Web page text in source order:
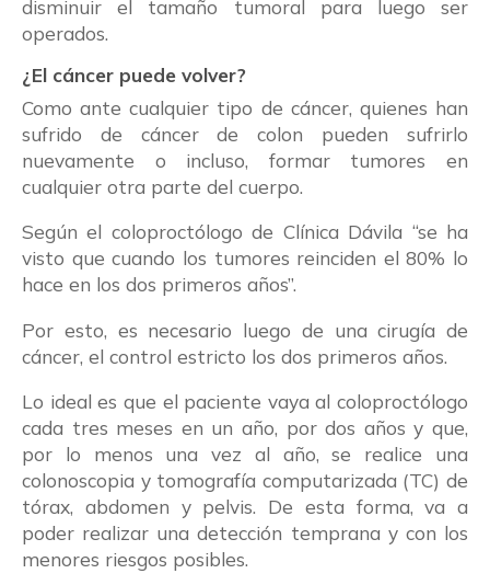
disminuir el tamaño tumoral para luego ser
operados.
¿El cáncer puede volver?
Como ante cualquier tipo de cáncer, quienes han
sufrido de cáncer de colon pueden sufrirlo
nuevamente o incluso, formar tumores en
cualquier otra parte del cuerpo.
Según el coloproctólogo de Clínica Dávila “se ha
visto que cuando los tumores reinciden el 80% lo
hace en los dos primeros años”.
Por esto, es necesario luego de una cirugía de
cáncer, el control estricto los dos primeros años.
Lo ideal es que el paciente vaya al coloproctólogo
cada tres meses en un año, por dos años y que,
por lo menos una vez al año, se realice una
colonoscopia y tomografía computarizada (TC) de
tórax, abdomen y pelvis. De esta forma, va a
poder realizar una detección temprana y con los
menores riesgos posibles.